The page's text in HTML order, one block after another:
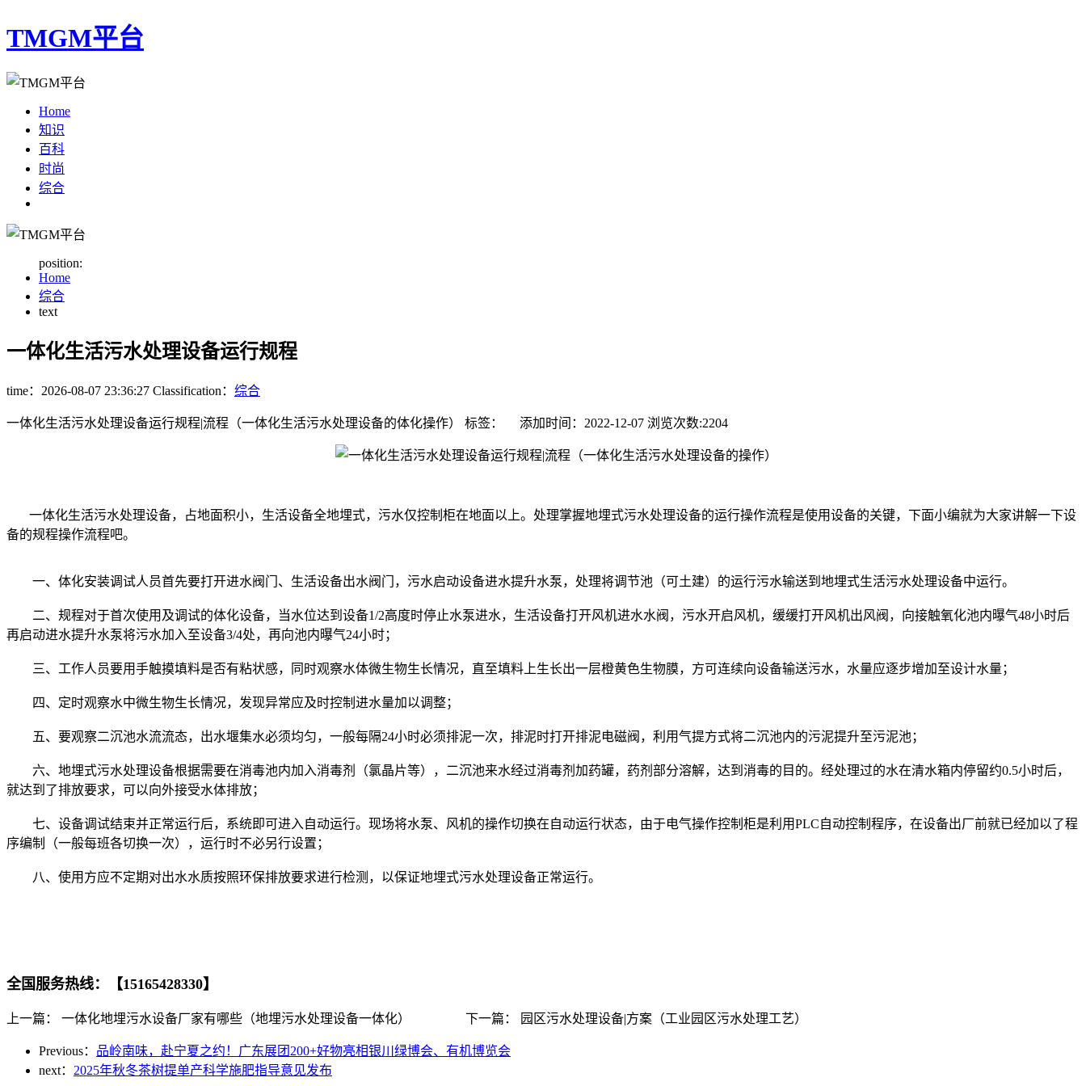
TMGM平台
Home
知识
百科
时尚
综合
position:
Home
综合
text
一体化生活污水处理设备运行规程
time：2026-08-07 23:36:27 Classification： 综合
一体化生活污水处理设备运行规程|流程（一体化生活污水处理设备的体化操作） 标签： 添加时间：2022-12-07 浏览次数:2204
一体化生活污水处理设备，占地面积小，生活设备全地埋式，污水仅控制柜在地面以上。处理掌握地埋式污水处理设备的运行操作流程是使用设备的关键，下面小编就为大家讲解一下设
备的规程操作流程吧。
一、体化安装调试人员首先要打开进水阀门、生活设备出水阀门，污水启动设备进水提升水泵，处理将调节池（可土建）的运行污水输送到地埋式生活污水处理设备中运行。
二、规程对于首次使用及调试的体化设备，当水位达到设备1/2高度时停止水泵进水，生活设备打开风机进水水阀，污水开启风机，缓缓打开风机出风阀，向接触氧化池内曝气48小时后
再启动进水提升水泵将污水加入至设备3/4处，再向池内曝气24小时；
三、工作人员要用手触摸填料是否有粘状感，同时观察水体微生物生长情况，直至填料上生长出一层橙黄色生物膜，方可连续向设备输送污水，水量应逐步增加至设计水量；
四、定时观察水中微生物生长情况，发现异常应及时控制进水量加以调整；
五、要观察二沉池水流流态，出水堰集水必须均匀，一般每隔24小时必须排泥一次，排泥时打开排泥电磁阀，利用气提方式将二沉池内的污泥提升至污泥池；
六、地埋式污水处理设备根据需要在消毒池内加入消毒剂（氯晶片等），二沉池来水经过消毒剂加药罐，药剂部分溶解，达到消毒的目的。经处理过的水在清水箱内停留约0.5小时后，
就达到了排放要求，可以向外接受水体排放；
七、设备调试结束并正常运行后，系统即可进入自动运行。现场将水泵、风机的操作切换在自动运行状态，由于电气操作控制柜是利用PLC自动控制程序，在设备出厂前就已经加以了程
序编制（一般每班各切换一次），运行时不必另行设置；
八、使用方应不定期对出水水质按照环保排放要求进行检测，以保证地埋式污水处理设备正常运行。
全国服务热线：【15165428330】
上一篇： 一体化地埋污水设备厂家有哪些（地埋污水处理设备一体化） 下一篇： 园区污水处理设备|方案（工业园区污水处理工艺）
Previous： 品岭南味，赴宁夏之约！广东展团200+好物亮相银川绿博会、有机博览会
next： 2025年秋冬茶树提单产科学施肥指导意见发布